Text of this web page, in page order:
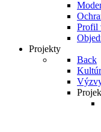
Profil
Projekty
Back